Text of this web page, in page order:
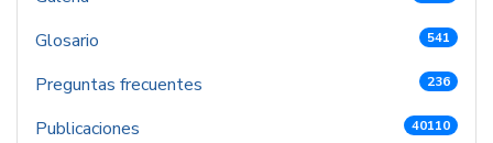
Glosario 541
Preguntas frecuentes 236
Publicaciones 40110